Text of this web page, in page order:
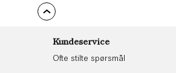
Kundeservice
Ofte stilte spørsmål